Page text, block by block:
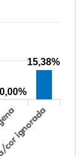
ignorada
0,00%
15,38%